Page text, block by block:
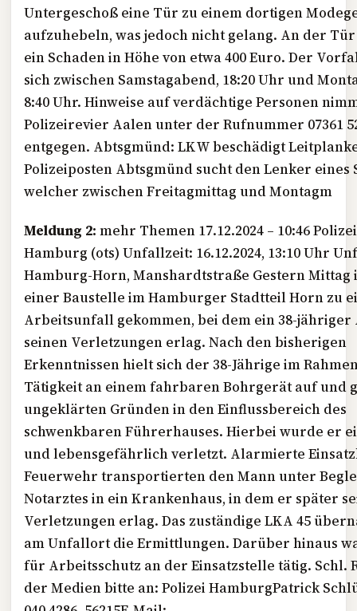
Untergeschoß eine Tür zu einem dortigen
aufzuhebeln, was jedoch nicht gelang. An der
ein Schaden in Höhe von etwa 400 Euro. Der
sich zwischen Samstagabend, 18:20 Uhr und
8:40 Uhr. Hinweise auf verdächtige Personen
Polizeirevier Aalen unter der Rufnummer 07361
entgegen. Abtsgmünd: LKW beschädigt
Polizeiposten Abtsgmünd sucht den Lenker eines
welcher zwischen Freitagmittag und Montagm
Meldung 2: mehr Themen 17.12.2024 – 10:46
Hamburg (ots) Unfallzeit: 16.12.2024, 13:10 Uhr
Hamburg-Horn, Manshardtstraße Gestern Mittag
einer Baustelle im Hamburger Stadtteil Horn zu
Arbeitsunfall gekommen, bei dem ein 38-
seinen Verletzungen erlag. Nach den bisherigen
Erkenntnissen hielt sich der 38-Jährige im
Tätigkeit an einem fahrbaren Bohrgerät auf und
ungeklärten Gründen in den Einflussbereich des
schwenkbaren Führerhauses. Hierbei wurde er
und lebensgefährlich verletzt. Alarmierte
Feuerwehr transportierten den Mann unter
Notarztes in ein Krankenhaus, in dem er später
Verletzungen erlag. Das zuständige LKA 45
am Unfallort die Ermittlungen. Darüber hinaus
für Arbeitsschutz an der Einsatzstelle tätig. Schl.
der Medien bitte an: Polizei HamburgPatrick